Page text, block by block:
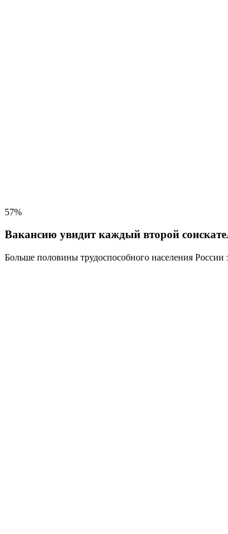
57%
Вакансию увидит каждый второй
Больше половины трудоспособного населения России